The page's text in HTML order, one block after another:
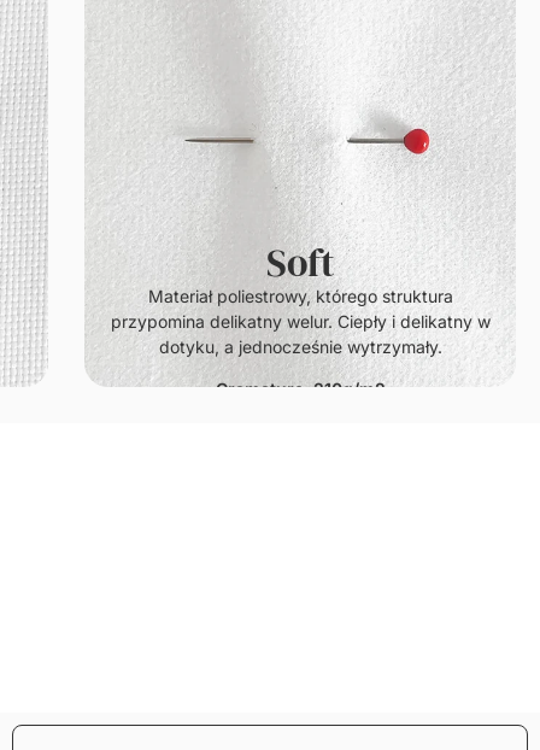
Soft
Materiał poliestrowy, którego struktura
przypomina delikatny welur. Ciepły i delikatny w
dotyku, a jednocześnie wytrzymały.
Gramatura: 210g/m2